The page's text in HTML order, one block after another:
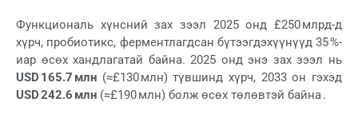
Функциональ хүнсний зах зээл 2025 онд £250 млрд-д
хүрч, пробиотикс, ферментлагдсан бүтээгдэхүүнүүд 35 %-
иар өсөх хандлагатай байна. 2025 онд энэ зах зээл нь
USD 165.7 млн (≈£130 млн) түвшинд хүрч, 2033 он гэхэд
USD 242.6 млн (≈£190 млн) болж өсөх төлөвтэй байна .